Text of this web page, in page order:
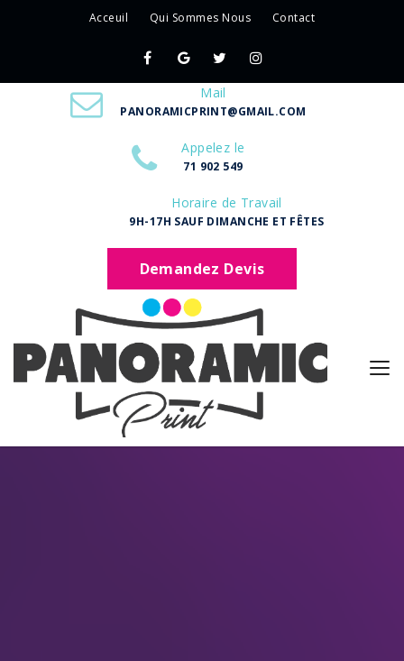
Acceuil Qui Sommes Nous Contact
Mail
PANORAMICPRINT@GMAIL.COM
Appelez le
71 902 549
Horaire de Travail
9H-17H SAUF DIMANCHE ET FÊTES
Demandez Devis